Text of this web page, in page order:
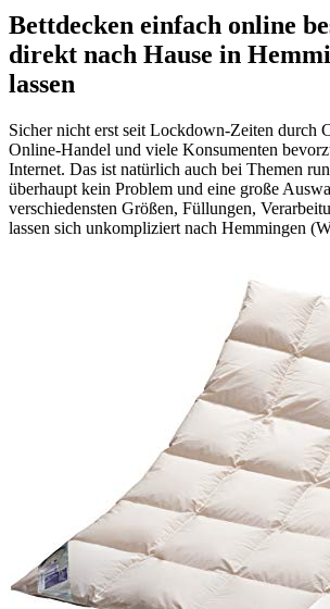
Bettdecken einfach online
direkt nach Hause in
lassen
Sicher nicht erst seit Lockdown-Zeiten durch
Online-Handel und viele Konsumenten
Internet. Das ist natürlich auch bei Themen
überhaupt kein Problem und eine große
verschiedensten Größen, Füllungen,
lassen sich unkompliziert nach Hemmingen